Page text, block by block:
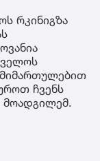
რკინიგზა
ჩვენს
მოადგილემ.